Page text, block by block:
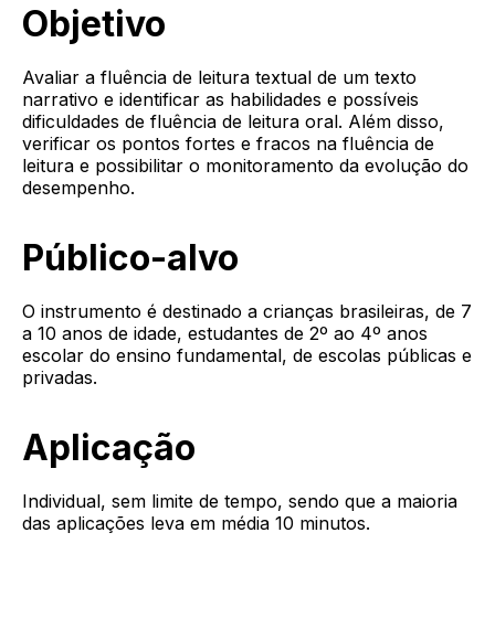
Objetivo
Avaliar a fluência de leitura textual de um texto
narrativo e identificar as habilidades e possíveis
dificuldades de fluência de leitura oral. Além disso,
verificar os pontos fortes e fracos na fluência de
leitura e possibilitar o monitoramento da evolução do
desempenho.
Público-alvo
O instrumento é destinado a crianças brasileiras, de 7
a 10 anos de idade, estudantes de 2º ao 4º anos
escolar do ensino fundamental, de escolas públicas e
privadas.
Aplicação
Individual, sem limite de tempo, sendo que a maioria
das aplicações leva em média 10 minutos.